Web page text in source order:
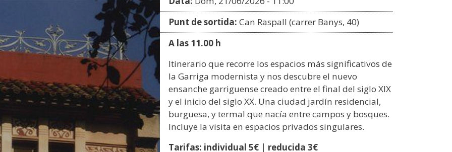
Punt de sortida: Can Raspall (carrer Banys, 40)
A las 11.00 h
Itinerario que recorre los espacios más significativos de
la Garriga modernista y nos descubre el nuevo
ensanche garriguense creado entre el final del siglo XIX
y el inicio del siglo XX. Una ciudad jardín residencial,
burguesa, y termal que nacía entre campos y bosques.
Incluye la visita en espacios privados singulares.
Tarifas: individual 5€ | reducida 3€